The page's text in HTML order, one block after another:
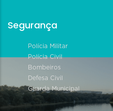
Segurança
Polícia Militar
Polícia Civil
Bombeiros
Defesa Civil
Guarda Municipal